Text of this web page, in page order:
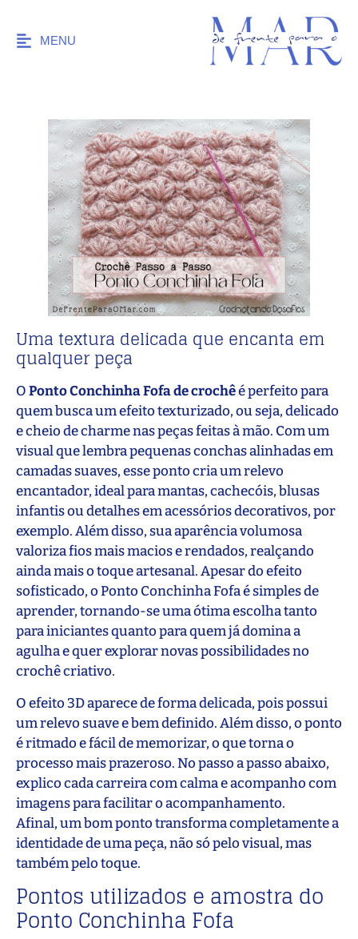
MENU
Uma textura delicada que encanta em
qualquer peça
OPonto Conchinha Fofa de crochêé perfeito para
quem busca um efeito texturizado, ou seja, delicado
e cheio de charme nas peças feitas à mão. Com um
visual que lembra pequenas conchas alinhadas em
camadas suaves, esse ponto cria um relevo
encantador, ideal para mantas, cachecóis, blusas
infantis ou detalhes em acessórios decorativos, por
exemplo. Além disso, sua aparência volumosa
valoriza fios mais macios e rendados, realçando
ainda mais o toque artesanal. Apesar do efeito
sofisticado, o Ponto Conchinha Fofa é simples de
aprender, tornando-se uma ótima escolha tanto
para iniciantes quanto para quem já domina a
agulha e quer explorar novas possibilidades no
crochê criativo.
O efeito 3D aparece de forma delicada, pois possui
um relevo suave e bem definido. Além disso, o ponto
é ritmado e fácil de memorizar, o que torna o
processo mais prazeroso. No passo a passo abaixo,
explico cada carreira com calma e acompanho com
imagens para facilitar o acompanhamento.
Afinal, um bom ponto transforma completamente a
identidade de uma peça, não só pelo visual, mas
também pelo toque.
Pontos utilizados e amostra do
Ponto Conchinha Fofa